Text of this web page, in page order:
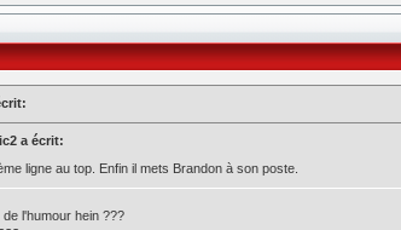
a écrit:
ligne au top. Enfin il mets Brandon à son poste.
de l'humour hein ???